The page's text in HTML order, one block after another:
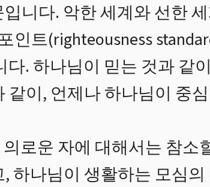
니다. 악한 세계와 선한
인트(righteousness
다. 하나님이 믿는 것과 같
같이, 언제나 하나님이 중
로운 자에 대해서는 참소
하나님이 생활하는 모심